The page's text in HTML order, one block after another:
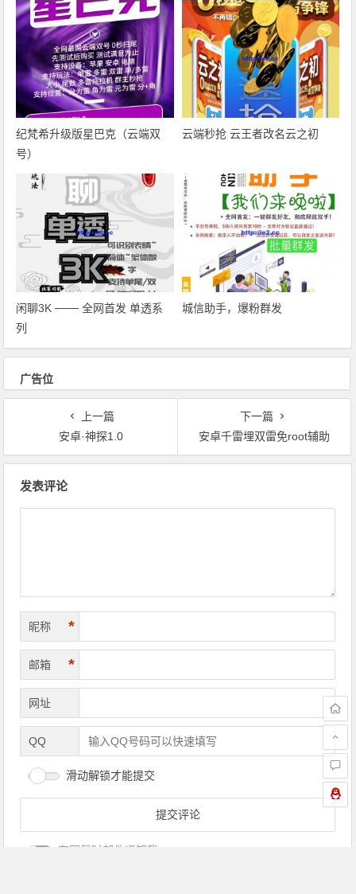
纪梵希升级版星巴克（云端双
号）
云端秒抢 云王者改名云之初
闲聊3K ─── 全网首发 单透系
列
城信助手，爆粉群发
广告位
上一篇
安卓·神探1.0
下一篇
安卓千雷埋双雷免root辅助
发表评论
昵称 *
邮箱 *
网址
QQ
滑动解锁才能提交
有回复时邮件通知我